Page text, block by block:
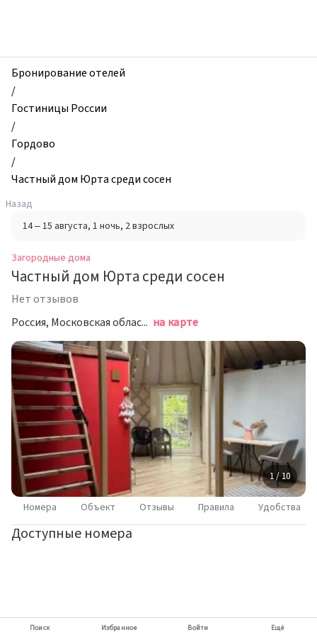
дома,
Частный
дом
Юрта
среди
сосен,
Гордово,
Россия
Бронирование отелей
/
Гостиницы России
/
Гордово
/
Частный дом Юрта среди сосен
Назад
14 – 15 августа, 1 ночь, 2 взрослых
Загородные дома
Частный дом Юрта среди сосен
Нет отзывов
Россия, Московская область, муниципальный округ Истра, деревня Гордово, 8 на карте
1 / 10
Номера Объект Отзывы Правила Удобства
Доступные номера
Поиск Избранное Войти Ещё